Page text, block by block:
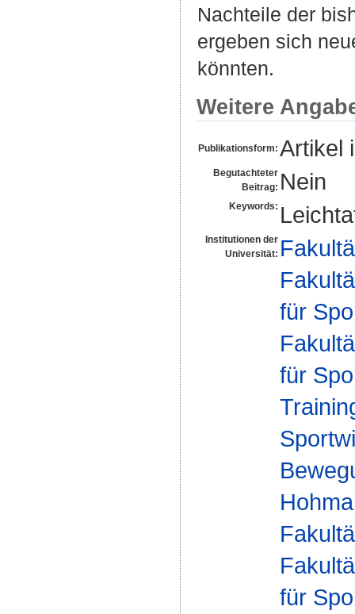
Nachteile der
ergeben sich
könnten.
Weitere
Publikationsform: Artikel
Begutachteter
Beitrag: Nein
Keywords:
Institutionen der
Universität:
für
für
für